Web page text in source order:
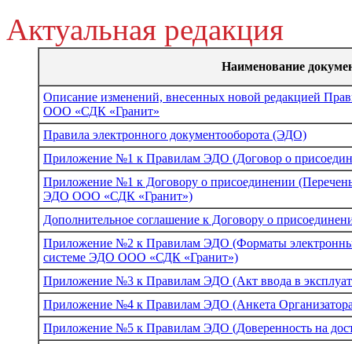
Актуальная редакция
Наименование
Описание изменений, внесенных новой редакцией
ООО «СДК «Гранит»
Правила электронного документооборота (ЭДО)
Приложение №1 к Правилам ЭДО (Договор о
Приложение №1 к Договору о присоединении
ЭДО ООО «СДК «Гранит»)
Дополнительное соглашение к Договору о
Приложение №2 к Правилам ЭДО (Форматы
системе ЭДО ООО «СДК «Гранит»)
Приложение №3 к Правилам ЭДО (Акт ввода в
Приложение №4 к Правилам ЭДО (Анкета
Приложение №5 к Правилам ЭДО (Доверенность на